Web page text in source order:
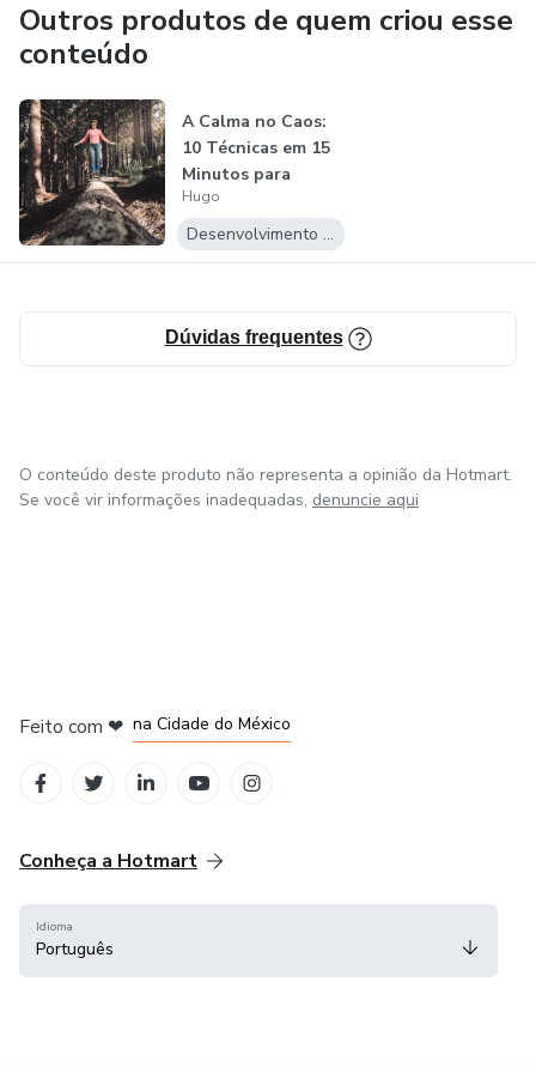
Outros produtos de quem criou esse
conteúdo
A Calma no Caos:
10 Técnicas em 15
Minutos para
Vencer o Est...
Hugo
Desenvolvimento Pessoal
Dúvidas frequentes
O conteúdo deste produto não representa a opinião da Hotmart.
Se você vir informações inadequadas, denuncie aqui
Feito com ❤ na Cidade do México
Conheça a Hotmart
Idioma
Português